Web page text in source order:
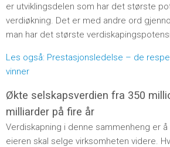
er utviklingsdelen som har det største
verdiøkning. Det er med andre ord
man har det største
Les også: Prestasjonsledelse – de
vinner
Økte selskapsverdien fra 350
milliarder på fire år
Verdiskapning i denne sammenheng er
eieren skal selge virksomheten videre.